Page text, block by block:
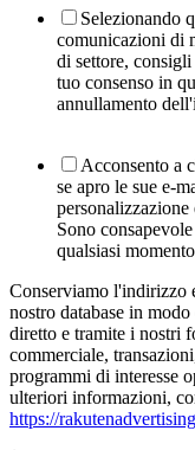
Selezionando
comunicazioni di
di settore,
tuo consenso in
annullamento
Acconsento a
se apro le sue e-
Sono
qualsiasi
Conserviamo l'indirizzo
nostro database in
diretto e tramite i nostri
commerciale,
programmi di interesse
ulteriori informazioni,
https://